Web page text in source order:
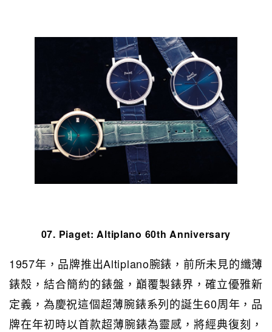
07. Piaget: Altiplano 60th Anniversary
1957年，品牌推出Altiplano腕錶，前所未見的纖薄
錶殼，結合簡約的錶盤，巔覆製錶界，確立優雅新
定義，為慶祝這個超薄腕錶系列的誕生60周年，品
牌在年初時以首款超薄腕錶為靈感，將經典復刻，